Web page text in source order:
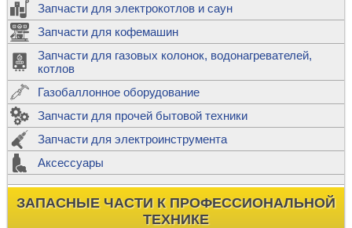
Запчасти для электрокотлов и саун
Запчасти для кофемашин
Запчасти для газовых колонок, водонагревателей,
котлов
Газобаллонное оборудование
Запчасти для прочей бытовой техники
Запчасти для электроинструмента
Аксессуары
ЗАПАСНЫЕ ЧАСТИ К ПРОФЕССИОНАЛЬНОЙ
ТЕХНИКЕ